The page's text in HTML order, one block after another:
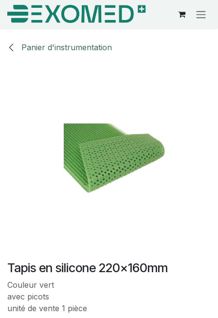
Se rendre au contenu
Panier d'instrumentation
Tapis en silicone 220x160mm
Couleur vert
avec picots
unité de vente 1 pièce